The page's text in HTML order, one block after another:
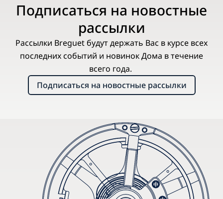
Подписаться на новостные
рассылки
Рассылки Breguet будут держать Вас в курсе всех
последних событий и новинок Дома в течение
всего года.
Подписаться на новостные рассылки